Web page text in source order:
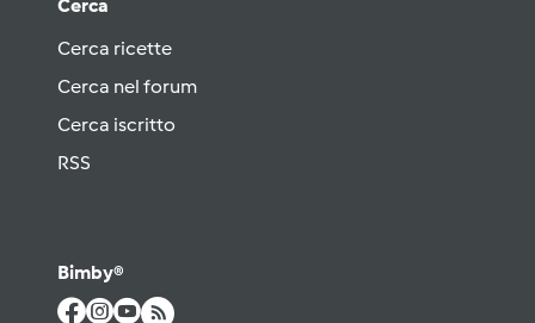
Cerca
Cerca ricette
Cerca nel forum
Cerca iscritto
RSS
Bimby®